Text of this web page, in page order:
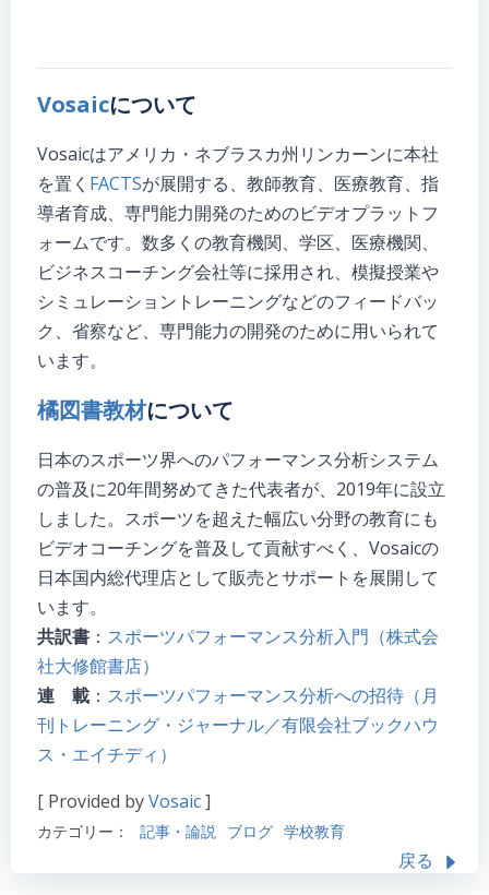
Vosaicについて
Vosaicはアメリカ・ネブラスカ州リンカーンに本社
を置く FACTSが展開する、教師教育、医療教育、指
導者育成、専門能力開発のためのビデオプラットフ
ォームです。数多くの教育機関、学区、医療機関、
ビジネスコーチング会社等に採用され、模擬授業や
シミュレーショントレーニングなどのフィードバッ
ク、省察など、専門能力の開発のために用いられて
います。
橘図書教材について
日本のスポーツ界へのパフォーマンス分析システム
の普及に20年間努めてきた代表者が、2019年に設立
しました。スポーツを超えた幅広い分野の教育にも
ビデオコーチングを普及して貢献すべく、Vosaicの
日本国内総代理店として販売とサポートを展開して
います。
共訳書 ： スポーツパフォーマンス分析入門（株式会
社大修館書店）
連 載 ： スポーツパフォーマンス分析への招待（月
刊トレーニング・ジャーナル／有限会社ブックハウ
ス・エイチディ）
[ Provided byVosaic]
カテゴリー： 記事・論説 ブログ 学校教育
戻る